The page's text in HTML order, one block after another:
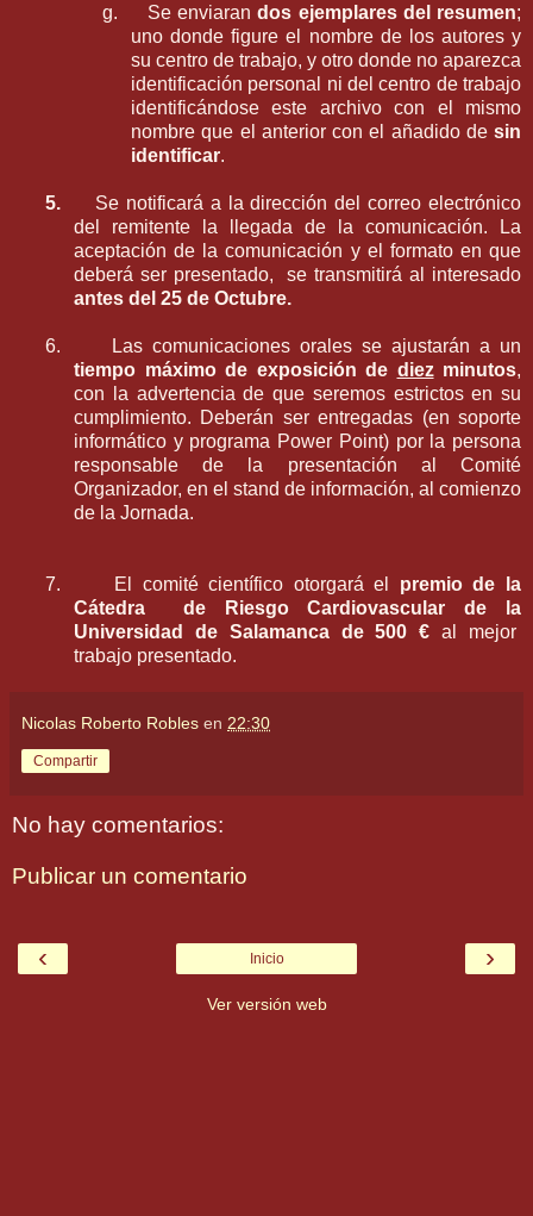
g.
Se enviarandos ejemplares del resumen;
uno donde figure el nombre de los autores y
su centro de trabajo, y otro donde no aparezca
identificación personal ni del centro de trabajo
identificándose este archivo con el mismo
nombre que el anterior con el añadido de sin
identificar.
5.
Se notificará a la dirección del correo electrónico
del remitente la llegada de la comunicación. La
aceptación de la comunicación y el formato en que
deberá ser presentado, se transmitirá al interesado
antes del 25 de Octubre.
6.
Las comunicaciones orales se ajustarán a un
tiempo máximo de exposición de diezminutos,
con la advertencia de que seremos estrictos en su
cumplimiento. Deberán ser entregadas (en soporte
informático y programa Power Point) por la persona
responsable de la presentación al Comité
Organizador, en el stand de información, al comienzo
de la Jornada.
7. El comité científico otorgará el premio de la
Cátedra de Riesgo Cardiovascular de la
Universidad de Salamanca de 500€ al mejor
trabajo presentado.
Nicolas Roberto Robles en 22:30
Compartir
No hay comentarios:
Publicar un comentario
‹ ›
Inicio
Ver versión web